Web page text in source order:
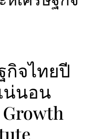
l
กิจไทยปี
น่นอน